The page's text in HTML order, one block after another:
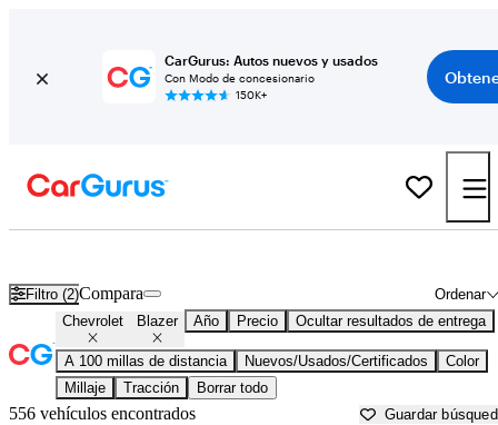
CarGurus: Autos nuevos y usados
Con Modo de concesionario
150K+
Filtro (2) Ordenar
Compara
Chevrolet Blazer Año Precio Ocultar resultados de entrega
A 100 millas de distancia Nuevos/Usados/Certificados
Color
Millaje
Tracción Borrar todo
556 vehículos encontrados Guardar